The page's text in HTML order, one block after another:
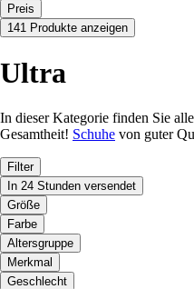
Preis
141 Produkte anzeigen
Ultra
In dieser Kategorie finden Sie alle
Gesamtheit! Schuhe von guter
Filter
In 24 Stunden versendet
Größe
Farbe
Altersgruppe
Merkmal
Geschlecht